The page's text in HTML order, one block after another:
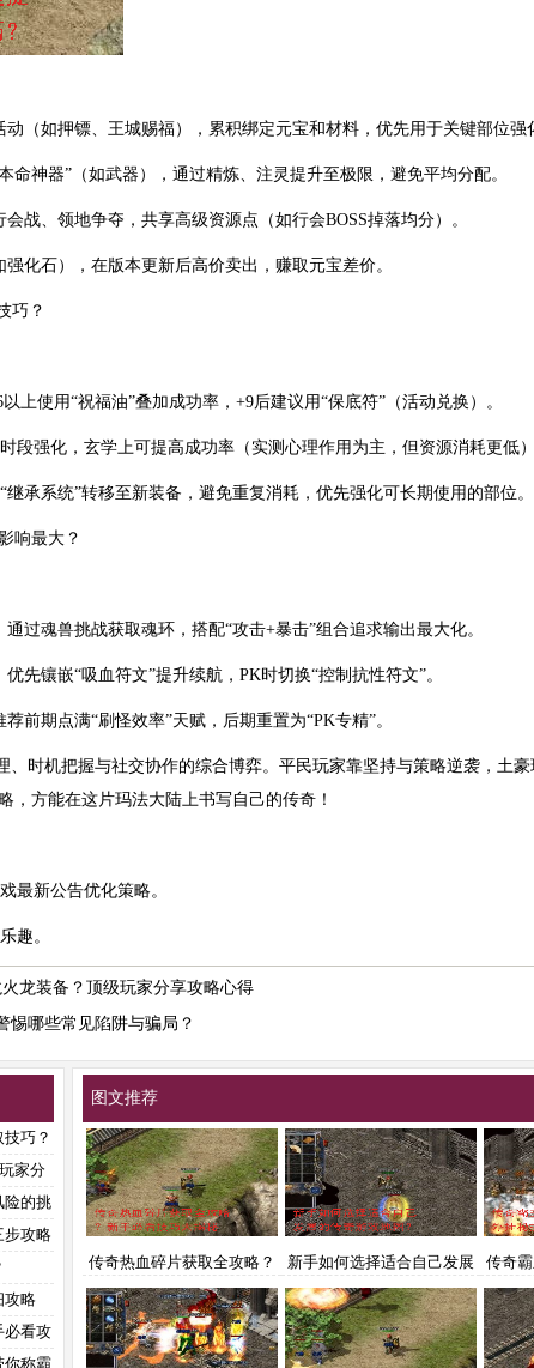
（如押镖、王城赐福），累积绑定元宝和材料，优先用于关键部位强
命神器”（如武器），通过精炼、注灵提升至极限，避免平均分配。
战、领地争夺，共享高级资源点（如行会BOSS掉落均分）。
化石），在版本更新后高价卖出，赚取元宝差价。
巧？
上使用“祝福油”叠加成功率，+9后建议用“保底符”（活动兑换）。
段强化，玄学上可提高成功率（实测心理作用为主，但资源消耗更低）
承系统”转移至新装备，避免重复消耗，优先强化可长期使用的部位。
响最大？
过魂兽挑战获取魂环，搭配“攻击+暴击”组合追求输出最大化。
先镶嵌“吸血符文”提升续航，PK时切换“控制抗性符文”。
前期点满“刷怪效率”天赋，后期重置为“PK专精”。
、时机把握与社交协作的综合博弈。平民玩家靠坚持与策略逆袭，土
，方能在这片玛法大陆上书写自己的传奇！
最新公告优化策略。
趣。
龙装备？顶级玩家分享攻略心得
惕哪些常见陷阱与骗局？
巧？
家分
险的挑
步攻略
攻略
必看攻
你称霸
图文推荐
传奇热血碎片获取全攻略？
新手必看技巧大揭秘
新手如何选择适合自己发展
的传奇游戏地图？
传奇
索外